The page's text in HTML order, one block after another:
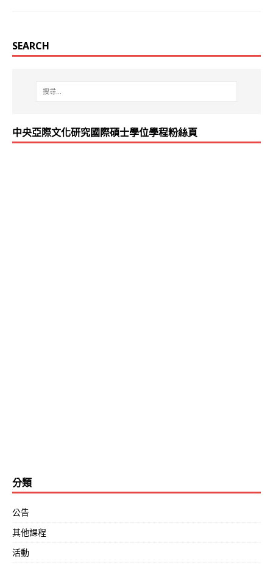
SEARCH
中央亞際文化研究國際碩士學位學程粉絲頁
分類
公告
其他課程
活動